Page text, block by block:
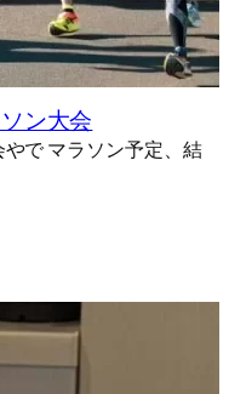
ン大会
で マラソン予定、結